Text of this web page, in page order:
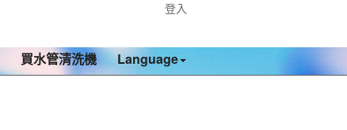
登入
買水管清洗機 Language